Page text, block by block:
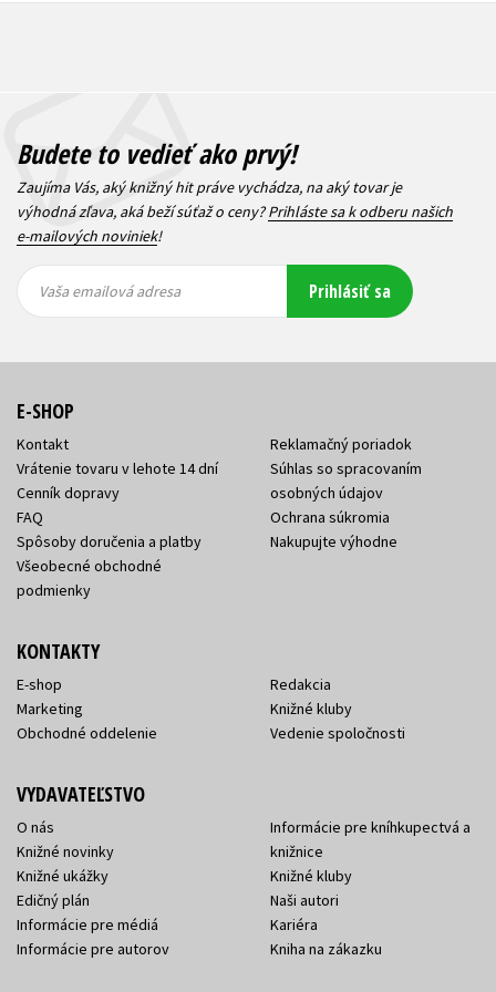
Budete to vedieť ako prvý!
Zaujíma Vás, aký knižný hit práve vychádza, na aký tovar je
výhodná zľava, aká beží súťaž o ceny?Prihláste sa k odberu našich
e-mailových noviniek!
emailová
emailová
Vaša emailová adresa Prihlásiť sa
E-SHOP
Kontakt
Vrátenie tovaru v lehote 14 dní
Cenník dopravy
FAQ
Spôsoby doručenia a platby
Všeobecné obchodné
podmienky
Reklamačný poriadok
Súhlas so spracovaním
osobných údajov
Ochrana súkromia
Nakupujte výhodne
KONTAKTY
E-shop
Marketing
Obchodné oddelenie
Redakcia
Knižné kluby
Vedenie spoločnosti
VYDAVATEĽSTVO
O nás
Knižné novinky
Knižné ukážky
Edičný plán
Informácie pre médiá
Informácie pre autorov
Informácie pre kníhkupectvá a
knižnice
Knižné kluby
Naši autori
Kariéra
Kniha na zákazku